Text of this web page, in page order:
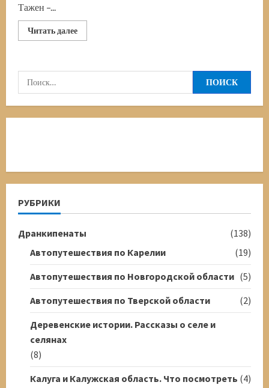
Тажен –...
Читать далееПрочитать
больше
Узбекистан.
–
Узбекистан.
Найти:
РУБРИКИ
Дранкипенаты
(138)
Автопутешествия по Карелии
(19)
Автопутешествия по Новгородской области (5)
Автопутешествия по Тверской области
(2)
Деревенские истории. Рассказы о селе и
селянах
(8)
Калуга и Калужская область. Что посмотреть (4)